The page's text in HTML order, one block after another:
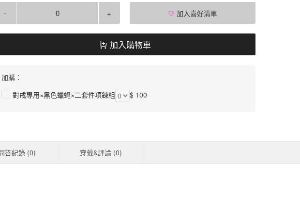
- + 加入喜好清單
加入購物車
加購：
對戒專用×黑色蠟蠅×二套件項鍊組
$ 100
答紀錄 (0) 穿戴&評論 (0)